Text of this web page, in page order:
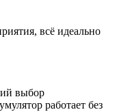
всё идеально
выбор
работает без